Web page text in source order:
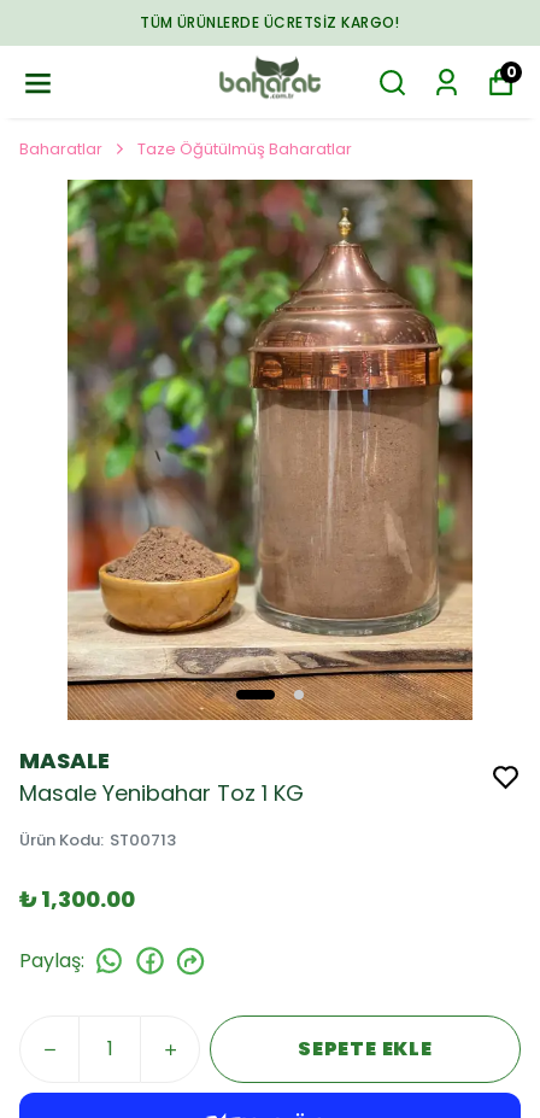
TÜM ÜRÜNLERDE ÜCRETSIZ KARGO!
0
Baharatlar Taze Öğütülmüş Baharatlar
MASALE
Masale Yenibahar Toz 1 KG
Ürün Kodu: ST00713
₺ 1,300.00
Paylaş:
SEPETE EKLE